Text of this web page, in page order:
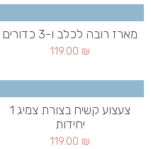
מארז רובה לכלב ו-3 כדורים
119.00 ₪
צעצוע קשיח בצורת צמיג 1
יחידות
119.00 ₪